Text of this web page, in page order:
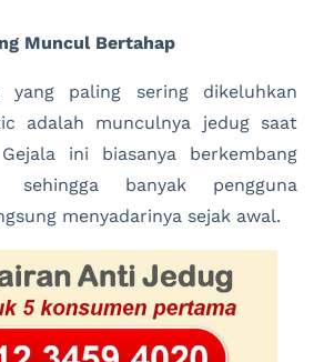
Muncul Bertahap
yang paling sering dikeluhkan
adalah munculnya jedug saat
ini biasanya berkembang
sehingga banyak pengguna
menyadarinya sejak awal.